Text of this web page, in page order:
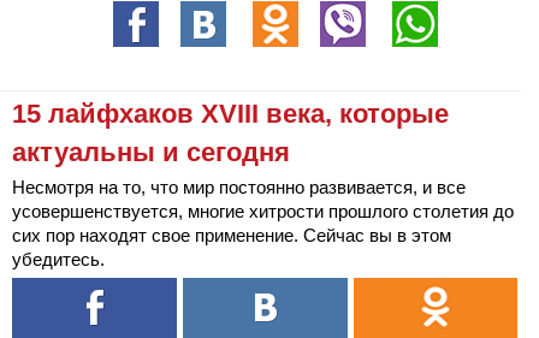
15 лайфхаков XVIII века, которые
актуальны и сегодня
Несмотря на то, что мир постоянно развивается, и все
усовершенствуется, многие хитрости прошлого столетия до
сих пор находят свое применение. Сейчас вы в этом
убедитесь.